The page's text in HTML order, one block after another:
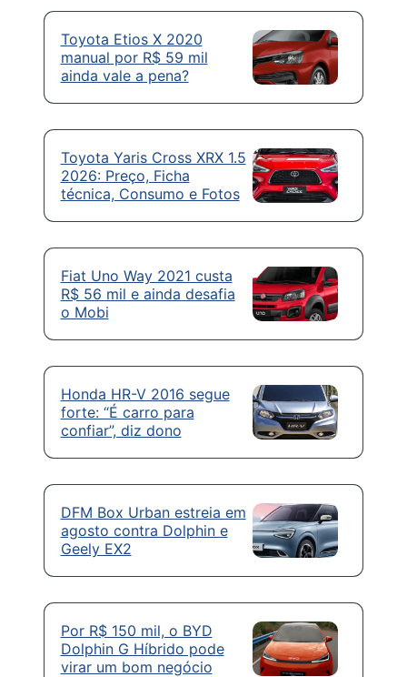
Toyota Etios X 2020
manual por R$ 59 mil
ainda vale a pena?
Toyota Yaris Cross XRX 1.5
2026: Preço, Ficha
técnica, Consumo e Fotos
Fiat Uno Way 2021 custa
R$ 56 mil e ainda desafia
o Mobi
Honda HR-V 2016 segue
forte: “É carro para
confiar”, diz dono
DFM Box Urban estreia em
agosto contra Dolphin e
Geely EX2
Por R$ 150 mil, o BYD
Dolphin G Híbrido pode
virar um bom negócio